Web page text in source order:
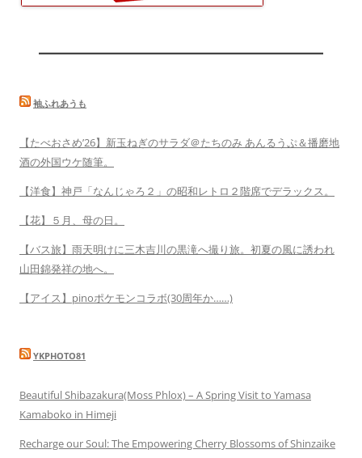
袖ふれあうも
【たべおさめ’26】新玉ねぎのサラダ＠たちのみ あんるうぷ＆播磨地
酒の外国ウケ随筆。
【洋食】神戸「なんじゃろ２」の昭和レトロ２階席でデラックス。
【花】５月、母の日。
【バス旅】雨天明けに三木吉川の黒滝へ撮り旅。初夏の風に誘われ
山田錦発祥の地へ。
【アイス】pinoポケモンコラボ(30周年か……)
YKPHOTO81
Beautiful Shibazakura(Moss Phlox) – A Spring Visit to Yamasa
Kamaboko in Himeji
Recharge our Soul: The Empowering Cherry Blossoms of Shinzaike